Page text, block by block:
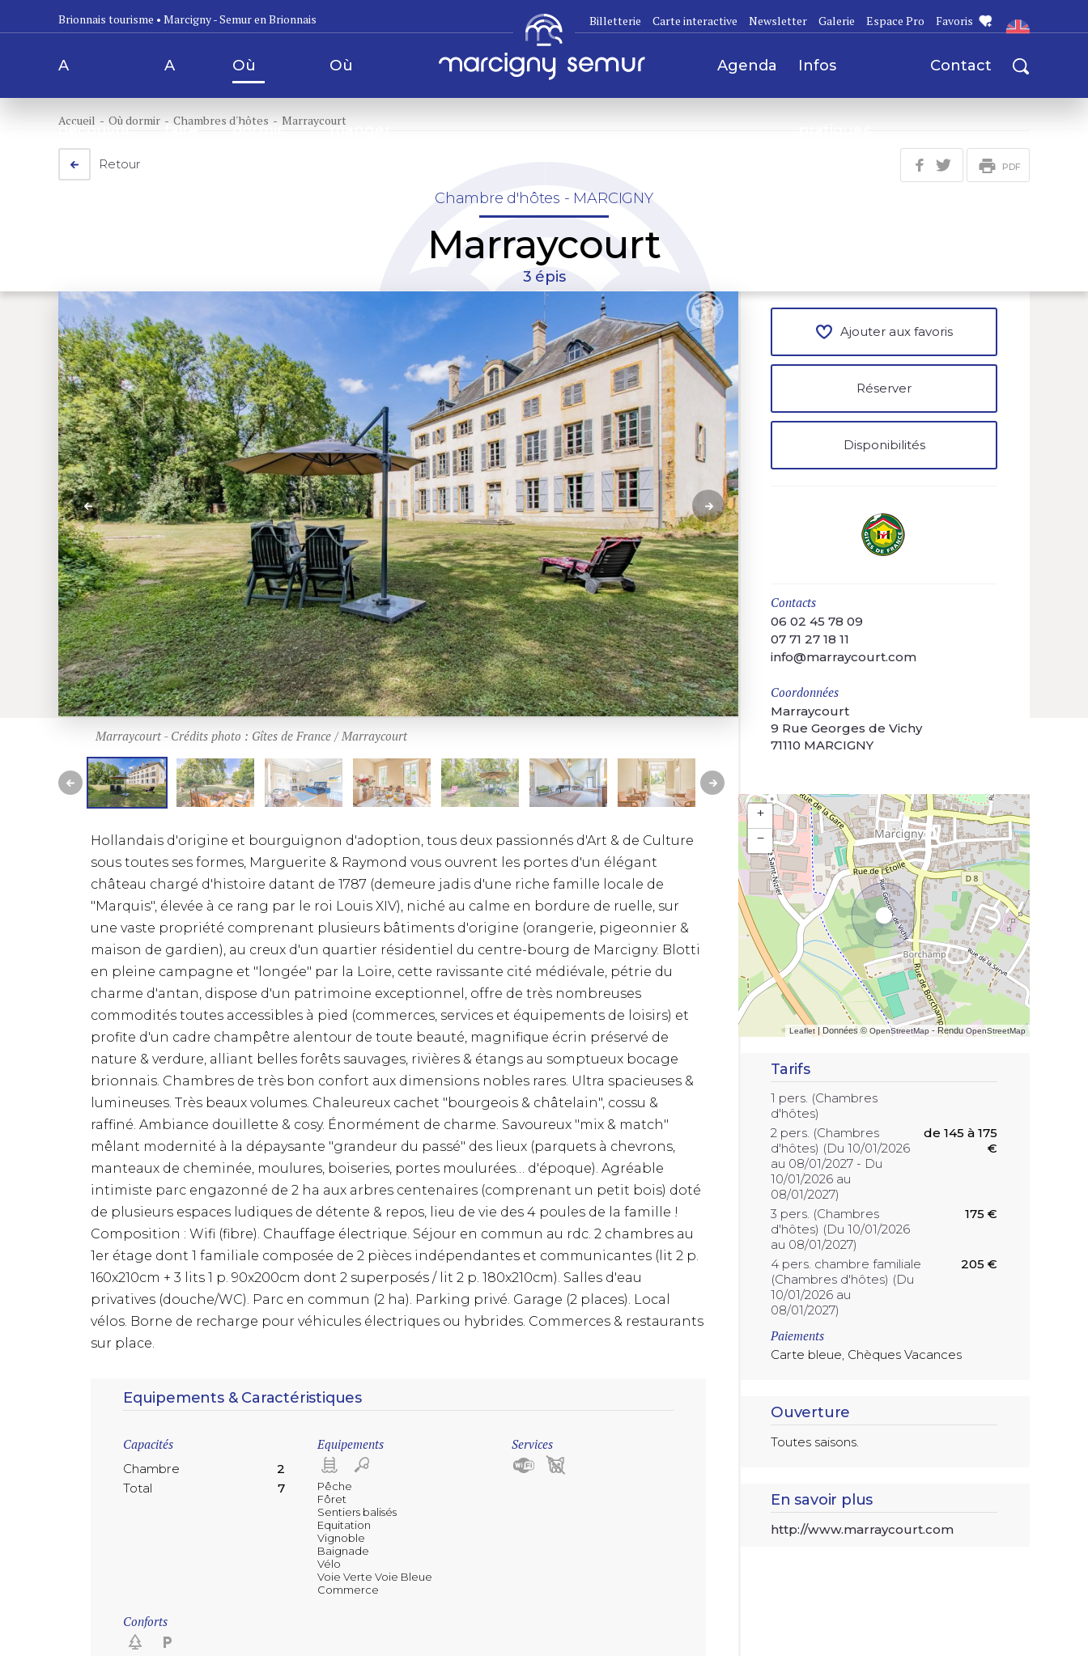
Brionnais tourisme • Marcigny - Semur en Brionnais Billetterie Carte interactive Newsletter Galerie Espace Pro Favoris
A
découvrir
A
faire
Où
dormir
Où
manger
Agenda Infos Contact
Accueil - Où dormir - Chambres d'hôtes - Marraycourt
Retour PDF
Chambre d'hôtes - MARCIGNY
Marraycourt
3 épis
Marraycourt - Crédits photo : Gîtes de France / Marraycourt
Hollandais d'origine et bourguignon d'adoption, tous deux passionnés d'Art & de Culture
sous toutes ses formes, Marguerite & Raymond vous ouvrent les portes d'un élégant
château chargé d'histoire datant de 1787 (demeure jadis d'une riche famille locale de
"Marquis", élevée à ce rang par le roi Louis XIV), niché au calme en bordure de ruelle, sur
une vaste propriété comprenant plusieurs bâtiments d'origine (orangerie, pigeonnier &
maison de gardien), au creux d'un quartier résidentiel du centre-bourg de Marcigny. Blotti
en pleine campagne et "longée" par la Loire, cette ravissante cité médiévale, pétrie du
charme d'antan, dispose d'un patrimoine exceptionnel, offre de très nombreuses
commodités toutes accessibles à pied (commerces, services et équipements de loisirs) et
profite d'un cadre champêtre alentour de toute beauté, magnifique écrin préservé de
nature & verdure, alliant belles forêts sauvages, rivières & étangs au somptueux bocage
brionnais. Chambres de très bon confort aux dimensions nobles rares. Ultra spacieuses &
lumineuses. Très beaux volumes. Chaleureux cachet "bourgeois & châtelain", cossu &
raffiné. Ambiance douillette & cosy. Énormément de charme. Savoureux "mix & match"
mêlant modernité à la dépaysante "grandeur du passé" des lieux (parquets à chevrons,
manteaux de cheminée, moulures, boiseries, portes moulurées… d'époque). Agréable
intimiste parc engazonné de 2 ha aux arbres centenaires (comprenant un petit bois) doté
de plusieurs espaces ludiques de détente & repos, lieu de vie des 4 poules de la famille !
Composition : Wifi (fibre). Chauffage électrique. Séjour en commun au rdc. 2 chambres au
1er étage dont 1 familiale composée de 2 pièces indépendantes et communicantes (lit 2 p.
160x210cm + 3 lits 1 p. 90x200cm dont 2 superposés / lit 2 p. 180x210cm). Salles d'eau
privatives (douche/WC). Parc en commun (2 ha). Parking privé. Garage (2 places). Local
vélos. Borne de recharge pour véhicules électriques ou hybrides. Commerces & restaurants
sur place.
Equipements & Caractéristiques
Capacités
Chambre
2
Total
7
Equipements
Pêche
Fôret
Sentiers balisés
Equitation
Vignoble
Baignade
Vélo
Voie Verte Voie Bleue
Commerce
Services
Conforts
Ajouter aux favoris
Réserver
Disponibilités
Contacts
06 02 45 78 09
07 71 27 18 11
info@marraycourt.com
Coordonnées
Marraycourt
9 Rue Georges de Vichy
71110 MARCIGNY
+
−
Leaflet | Données © OpenStreetMap - Rendu OpenStreetMap
Tarifs
1 pers. (Chambres
d'hôtes)
2 pers. (Chambres
d'hôtes) (Du 10/01/2026
au 08/01/2027 - Du
10/01/2026 au
08/01/2027)
de 145 à 175
€
3 pers. (Chambres
d'hôtes) (Du 10/01/2026
au 08/01/2027)
175 €
4 pers. chambre familiale
(Chambres d'hôtes) (Du
10/01/2026 au
08/01/2027)
205 €
Paiements
Carte bleue, Chèques Vacances
Ouverture
Toutes saisons.
En savoir plus
http://www.marraycourt.com